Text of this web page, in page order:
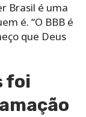
Brasil é uma
é. “O BBB é
que Deus
foi